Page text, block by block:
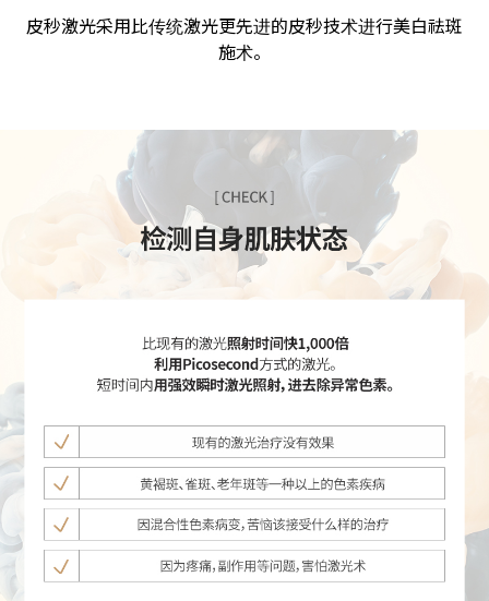
皮秒激光采用比传统激光更先进的皮秒技术进行美白祛斑
施术。